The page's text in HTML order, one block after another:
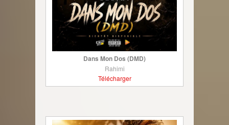
Dans Mon Dos (DMD)
Rahimi
Télécharger